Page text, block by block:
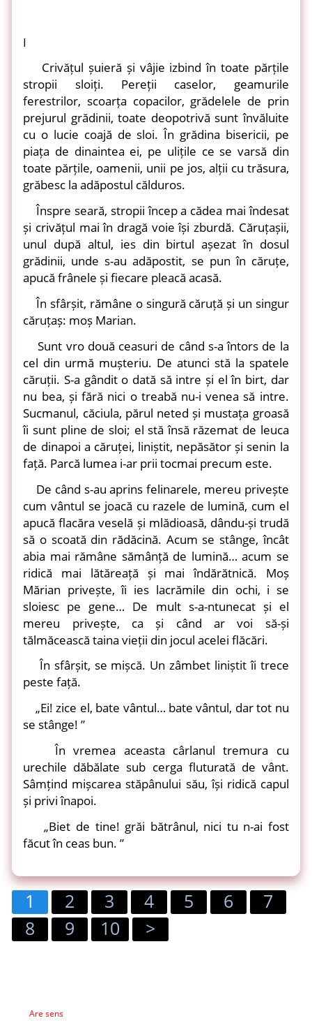
I
Crivățul șuieră și vâjie izbind în toate părțile
stropii sloiți. Pereții caselor, geamurile
ferestrilor, scoarța copacilor, grădelele de prin
prejurul grădinii, toate deopotrivă sunt învăluite
cu o lucie coajă de sloi. În grădina bisericii, pe
piața de dinaintea ei, pe ulițile ce se varsă din
toate părțile, oamenii, unii pe jos, alții cu trăsura,
grăbesc la adăpostul călduros.
Înspre seară, stropii încep a cădea mai îndesat
și crivățul mai în dragă voie își zburdă. Căruțașii,
unul după altul, ies din birtul așezat în dosul
grădinii, unde s-au adăpostit, se pun în căruțe,
apucă frânele și fiecare pleacă acasă.
În sfârșit, rămâne o singură căruță și un singur
căruțaș: moș Marian.
Sunt vro două ceasuri de când s-a întors de la
cel din urmă mușteriu. De atunci stă la spatele
căruții. S-a gândit o dată să intre și el în birt, dar
nu bea, și fără nici o treabă nu-i venea să intre.
Sucmanul, căciula, părul neted și mustața groasă
îi sunt pline de sloi; el stă însă răzemat de leuca
de dinapoi a căruței, liniștit, nepăsător și senin la
față. Parcă lumea i-ar prii tocmai precum este.
De când s-au aprins felinarele, mereu privește
cum vântul se joacă cu razele de lumină, cum el
apucă flacăra veselă și mlădioasă, dându-și trudă
să o scoată din rădăcină. Acum se stânge, încât
abia mai rămâne sămânță de lumină… acum se
ridică mai lătăreață și mai îndărătnică. Moș
Mărian privește, îi ies lacrămile din ochi, i se
sloiesc pe gene… De mult s-a-ntunecat și el
mereu privește, ca și când ar voi să-și
tălmăcească taina vieții din jocul acelei flăcări.
În sfârșit, se mișcă. Un zâmbet liniștit îi trece
peste față.
„Ei! zice el, bate vântul… bate vântul, dar tot nu
se stânge! ”
În vremea aceasta cârlanul tremura cu
urechile dăbălate sub cerga fluturată de vânt.
Sâmțind mișcarea stăpânului său, își ridică capul
și privi înapoi.
„Biet de tine! grăi bătrânul, nici tu n-ai fost
făcut în ceas bun. ”
1 2 3 4 5 6
7
8
9 10 >
Are sens